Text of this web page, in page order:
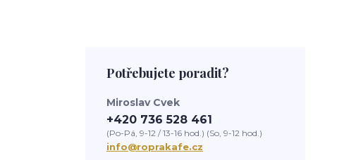
Potřebujete poradit?
Miroslav Cvek
+420 736 528 461
(Po-Pá, 9-12 / 13-16 hod.) (So, 9-12 hod.)
info@roprakafe.cz